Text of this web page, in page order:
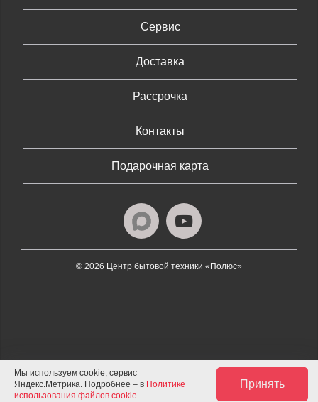
Сервис
Доставка
Рассрочка
Контакты
Подарочная карта
© 2026 Центр бытовой техники «Полюс»
Мы используем cookie, сервис
Яндекс.Метрика. Подробнее – в Политике
использования файлов cookie.
Принять